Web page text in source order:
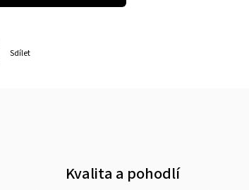
Sdílet
Kvalita a pohodlí